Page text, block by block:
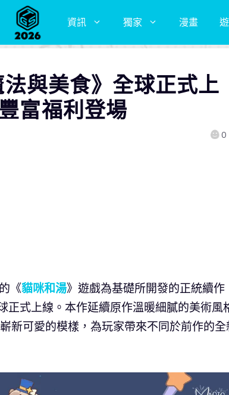
資訊 獨家 漫畫
與美食》全球正式上
富福利登場
0
《貓咪和湯》遊戲為基礎所開發的正統續作
正式上線。本作延續原作溫暖細膩的美術風
新可愛的模樣，為玩家帶來不同於前作的全